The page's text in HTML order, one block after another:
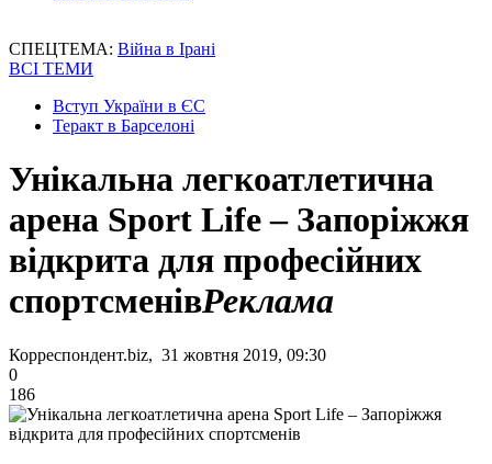
СПЕЦТЕМА: Війна в Ірані
ВСІ ТЕМИ
Вступ України в ЄС
Теракт в Барселоні
Унікальна легкоатлетична
арена Sport Life – Запоріжжя
відкрита для професійних
спортсменівРеклама
Корреспондент.biz, 31 жовтня 2019, 09:30
0
186